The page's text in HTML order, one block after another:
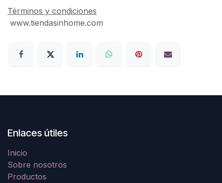
Términos y condiciones
www.tiendasinhome.com
Enlaces útiles
Inicio
Sobre nosotros
Productos